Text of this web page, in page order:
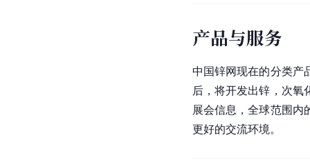
产品与服务
中国锌网现在的分类产
后，将开发出锌，次氧
展会信息，全球范围内
更好的交流环境。